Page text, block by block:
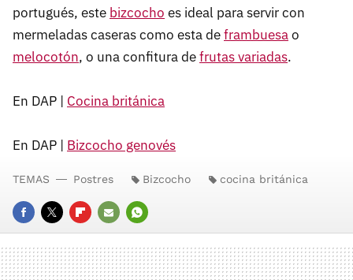
portugués, este bizcocho es ideal para servir con
mermeladas caseras como esta deframbuesao
melocotón, o una confitura defrutas variadas.
En DAP | Cocina británica
En DAP | Bizcocho genovés
FACEBOOK
TWITTERFLIPBOARD
E-
MAIL
WHATSAPP
TEMAS Postres Bizcocho cocina británica